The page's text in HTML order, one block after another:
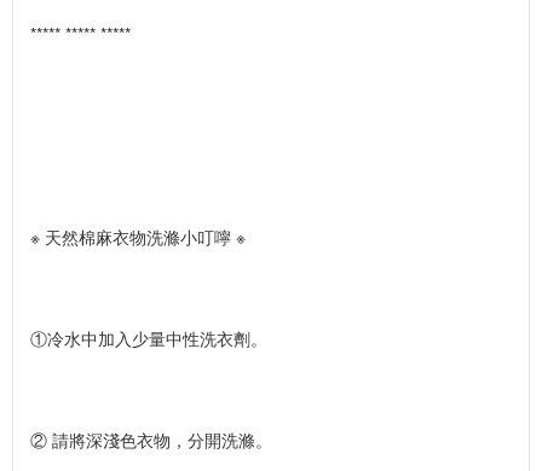
***** ***** *****
※ 天然棉麻衣物洗滌小叮嚀 ※
①冷水中加入少量中性洗衣劑。
② 請將深淺色衣物，分開洗滌。